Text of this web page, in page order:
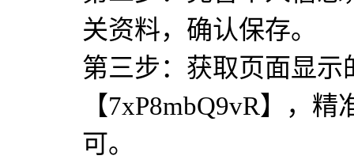
关资料，确认保存。
第三步：获取页面显
【7xP8mbQ9vR】，
可。